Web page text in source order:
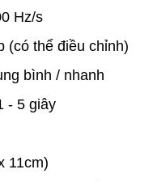
Hz/s
(có thể điều chỉnh)
bình / nhanh
- 5 giây
11cm)